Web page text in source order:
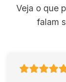
Veja o que
falam